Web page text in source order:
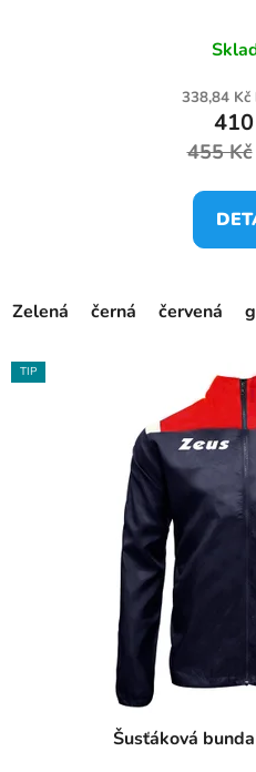
338,84 Kč
455 Kč
Zelená černá červená
TIP
Šusťáková